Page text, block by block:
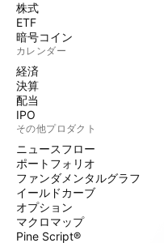
株式
ETF
暗号コイン
カレンダー
経済
決算
配当
IPO
その他プロダクト
ニュースフロー
ポートフォリオ
ファンダメンタルグラフ
イールドカーブ
オプション
マクロマップ
Pine Script®